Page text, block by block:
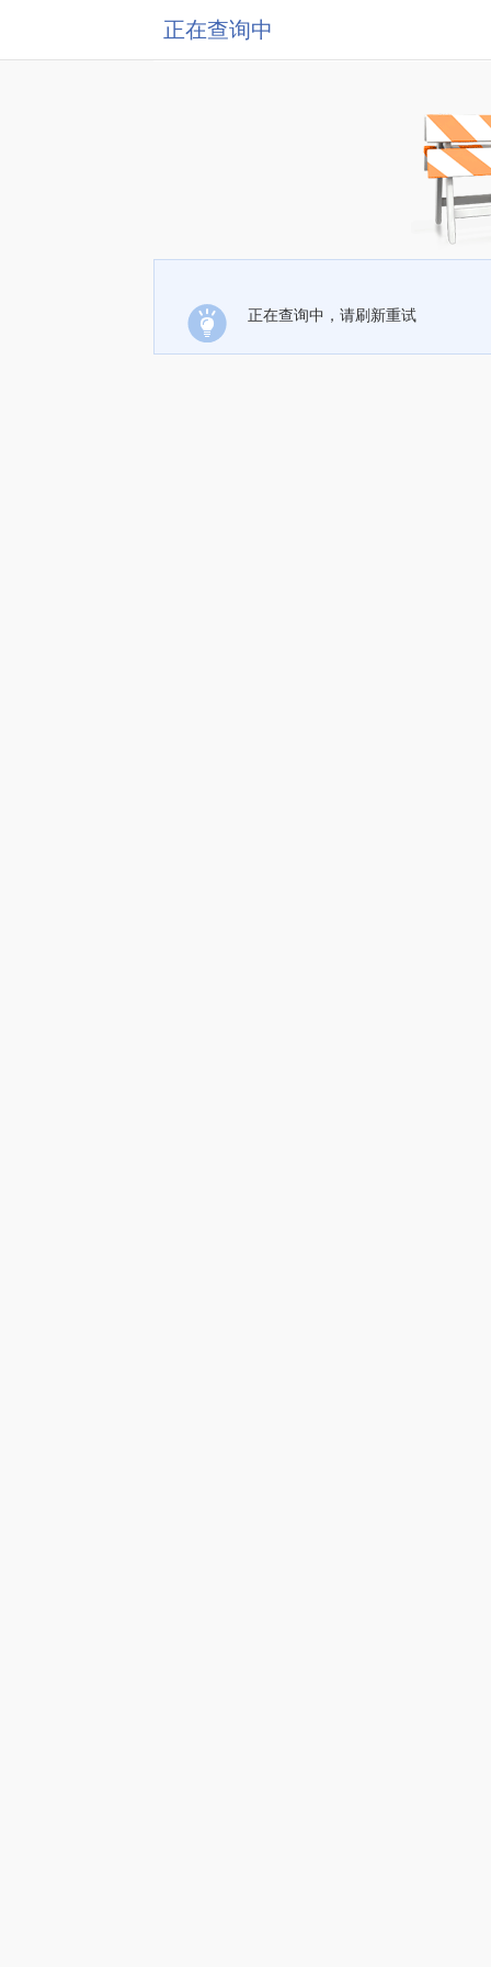
正在查询中
正在查询中，请刷新重试